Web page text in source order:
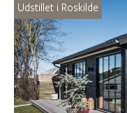
Udstillet i Roskilde